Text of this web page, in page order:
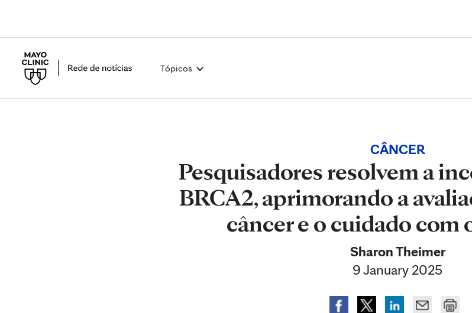
Tópicos
CÂNCER
Pesquisadores resolvem a
BRCA2, aprimorando a
câncer e o cuidado com
Sharon Theimer
9 January 2025